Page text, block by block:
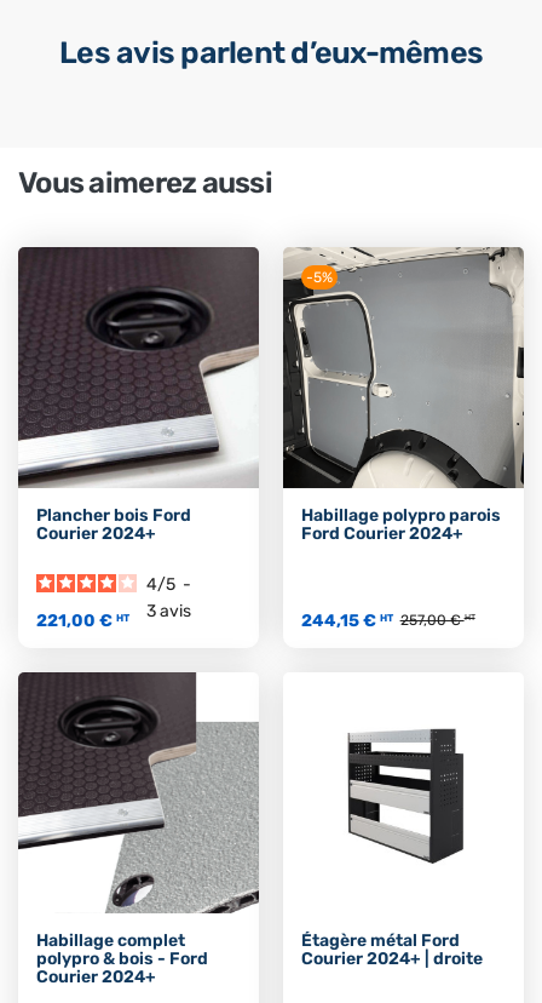
Les avis parlent d’eux-mêmes
Vous aimerez aussi
Plancher bois Ford
Courier 2024+
4/5 -
3avis
221,00 € HT
-5%
Habillage polypro parois
Ford Courier 2024+
244,15 € HT 257,00 €HT
Habillage complet
polypro & bois - Ford
Courier 2024+
Étagère métal Ford
Courier 2024+ | droite